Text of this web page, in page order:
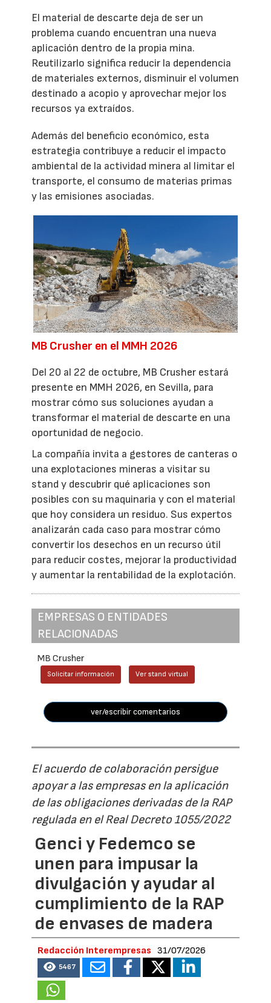
El material de descarte deja de ser un
problema cuando encuentran una nueva
aplicación dentro de la propia mina.
Reutilizarlo significa reducir la dependencia
de materiales externos, disminuir el volumen
destinado a acopio y aprovechar mejor los
recursos ya extraídos.
Además del beneficio económico, esta
estrategia contribuye a reducir el impacto
ambiental de la actividad minera al limitar el
transporte, el consumo de materias primas
y las emisiones asociadas.
MB Crusher en el MMH 2026
Del 20 al 22 de octubre, MB Crusher estará
presente en MMH 2026, en Sevilla, para
mostrar cómo sus soluciones ayudan a
transformar el material de descarte en una
oportunidad de negocio.
La compañía invita a gestores de canteras o
una explotaciones mineras a visitar su
stand y descubrir qué aplicaciones son
posibles con su maquinaria y con el material
que hoy considera un residuo. Sus expertos
analizarán cada caso para mostrar cómo
convertir los desechos en un recurso útil
para reducir costes, mejorar la productividad
y aumentar la rentabilidad de la explotación.
EMPRESAS O ENTIDADES
RELACIONADAS
MB Crusher
Solicitar información Ver stand virtual
ver/escribir comentarios
El acuerdo de colaboración persigue
apoyar a las empresas en la aplicación
de las obligaciones derivadas de la RAP
regulada en el Real Decreto 1055/2022
Genci y Fedemco se
unen para impusar la
divulgación y ayudar al
cumplimiento de la RAP
de envases de madera
Redacción Interempresas 31/07/2026
5467